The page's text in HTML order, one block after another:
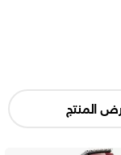
المنتج